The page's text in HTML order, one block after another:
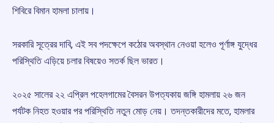
শিবিরে বিমান হামলা চালায়।
সরকারি সূত্রের দাবি, এই সব পদক্ষেপে কঠোর অবস্থান নেওয়া হলেও পূর্ণাঙ্গ যুদ্ধের
পরিস্থিতি এড়িয়ে চলার বিষয়েও সতর্ক ছিল ভারত।
২০২৫ সালের ২২ এপ্রিল পহেলগামের বৈসরন উপত্যকায় জঙ্গি হামলায় ২৬ জন
পর্যটক নিহত হওয়ার পর পরিস্থিতি নতুন মোড় নেয়। তদন্তকারীদের মতে, হামলার